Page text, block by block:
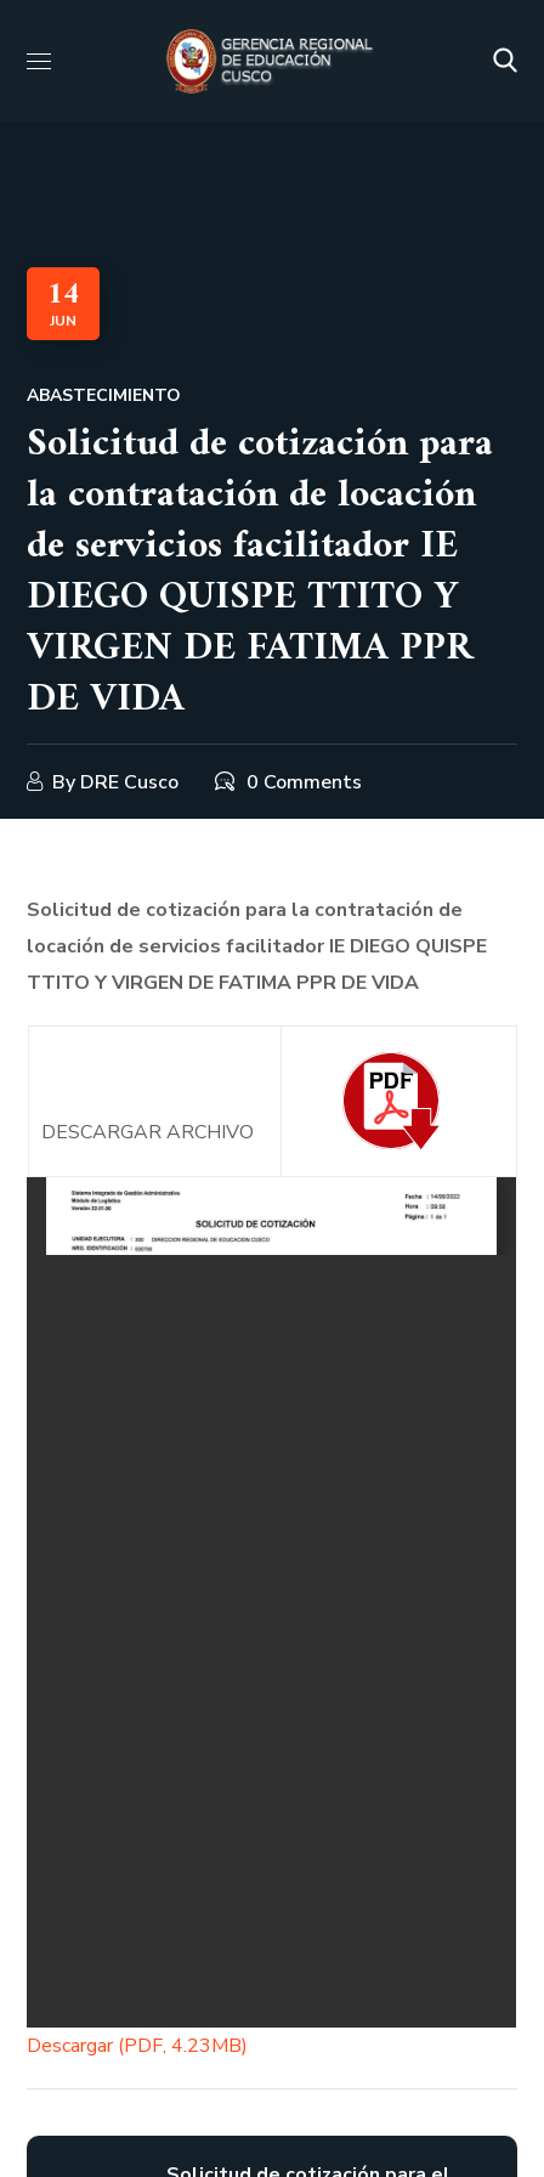
14
JUN
ABASTECIMIENTO
Solicitud de cotización para
la contratación de locación
de servicios facilitador IE
DIEGO QUISPE TTITO Y
VIRGEN DE FATIMA PPR
DE VIDA
By DRE Cusco 0 Comments
Solicitud de cotización para la contratación de
locación de servicios facilitador IE DIEGO QUISPE
TTITO Y VIRGEN DE FATIMA PPR DE VIDA
DESCARGAR ARCHIVO
Descargar (PDF, 4.23MB)